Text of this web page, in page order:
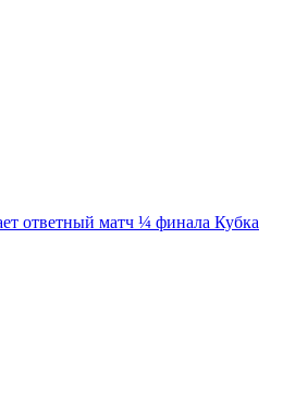
ответный матч ¼ финала Кубка